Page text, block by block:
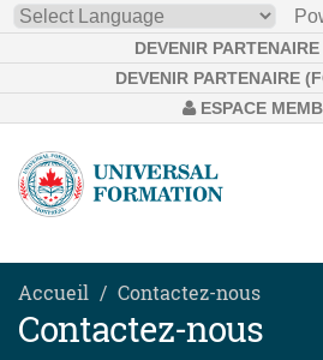
DEVENIR
DEVENIR PARTENAIRE
ESPACE
Accueil Contactez-nous
Contactez-nous